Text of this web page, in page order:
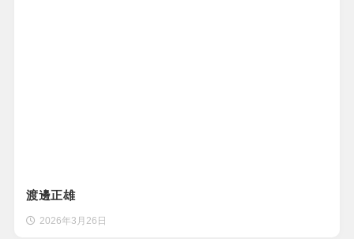
渡邊正雄
2026年3月26日